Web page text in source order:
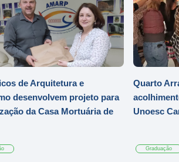
de Arquitetura e
desenvolvem projeto para
da Casa Mortuária de
Quarto
Unoesc
Graduação